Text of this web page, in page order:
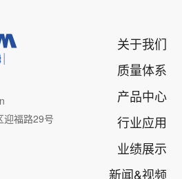
迎福路29号
关于我们
质量体系
产品中心
行业应用
业绩展示
新闻&视频